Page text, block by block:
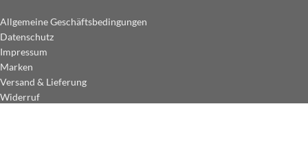
Allgemeine Geschäftsbedingungen
Datenschutz
Impressum
Marken
Versand & Lieferung
Widerruf